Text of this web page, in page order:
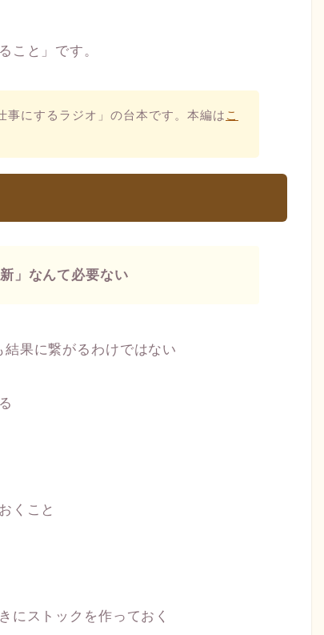
こと」です。
事にするラジオ」の台本です。本編は こ
」なんて必要ない
果に繋がるわけではない
くこと
にストックを作っておく